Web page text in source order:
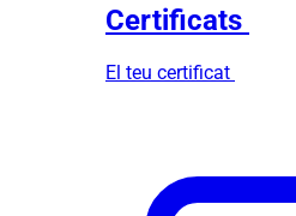
Certificats
El teu certificat